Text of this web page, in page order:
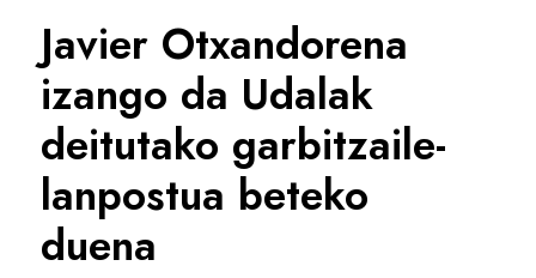
Javier Otxandorena
izango da Udalak
deitutako garbitzaile-
lanpostua beteko
duena